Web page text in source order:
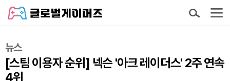
뉴스
[스팀 이용자 순위] 넥슨 '아크 레이더스' 2주 연속
4위